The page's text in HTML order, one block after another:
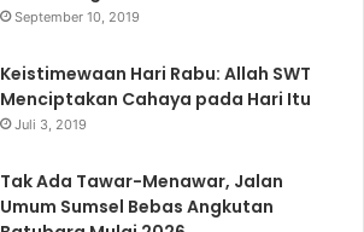
September 10, 2019
Keistimewaan Hari Rabu: Allah SWT
Menciptakan Cahaya pada Hari Itu
Juli 3, 2019
Tak Ada Tawar-Menawar, Jalan
Umum Sumsel Bebas Angkutan